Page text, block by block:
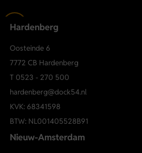
finish, wat zorgt voor een duurzamere
leveren op functionaliteit.
Winddicht en lichtgewicht
Waterafstotend (PFC-vrij)
Gerecyclede materialen
Hardenberg
Oosteinde 6
7772 CB Hardenberg
T 0523 - 270 500
hardenberg@dock54.nl
KVK: 68341598
BTW: NL001405528B91
Nieuw-Amsterdam